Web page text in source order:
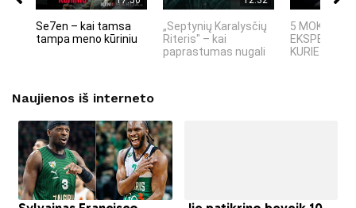
Se7en – kai tamsa
tampa meno kūriniu
„Septynių Karalysčių
Riteris" – kai
paprastumas nugali
5 MOKSLINIAI
KURIE
Naujienos iš interneto